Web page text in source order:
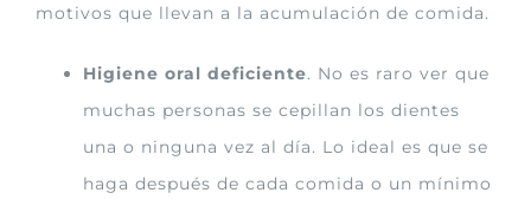
motivos que llevan a la acumulación de comida.
Higiene oral deficiente. No es raro ver que
muchas personas se cepillan los dientes
una o ninguna vez al día. Lo ideal es que se
haga después de cada comida o un mínimo